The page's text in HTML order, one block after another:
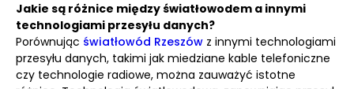
Jakie są różnice między światłowodem a innymi
technologiami przesyłu danych?
Porównując światłowód Rzeszów z innymi technologiami
przesyłu danych, takimi jak miedziane kable telefoniczne
czy technologie radiowe, można zauważyć istotne